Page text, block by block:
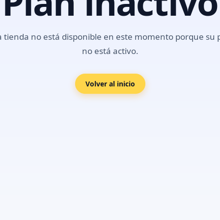
tienda no está disponible en este momento porque su
no está activo.
Volver al inicio